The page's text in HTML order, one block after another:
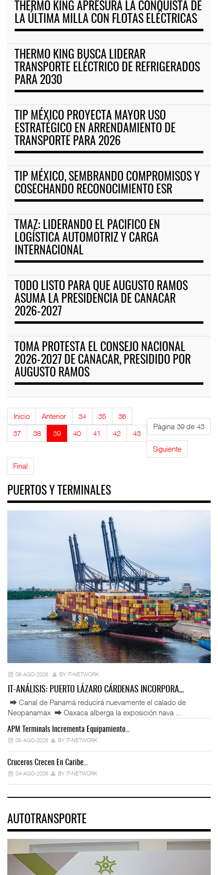
THERMO KING APRESURA LA CONQUISTA DE
LA ÚLTIMA MILLA CON FLOTAS ELÉCTRICAS
THERMO KING BUSCA LIDERAR
TRANSPORTE ELÉCTRICO DE REFRIGERADOS
PARA 2030
TIP MÉXICO PROYECTA MAYOR USO
ESTRATÉGICO EN ARRENDAMIENTO DE
TRANSPORTE PARA 2026
TIP MÉXICO, SEMBRANDO COMPROMISOS Y
COSECHANDO RECONOCIMIENTO ESR
TMAZ: LIDERANDO EL PACIFICO EN
LOGÍSTICA AUTOMOTRIZ Y CARGA
INTERNACIONAL
TODO LISTO PARA QUE AUGUSTO RAMOS
ASUMA LA PRESIDENCIA DE CANACAR
2026-2027
TOMA PROTESTA EL CONSEJO NACIONAL
2026-2027 DE CANACAR, PRESIDIDO POR
AUGUSTO RAMOS
Página 39 de 43
Inicio Anterior 34 35
36
37
38 39 40 41 42
43
Siguiente
Final
PUERTOS Y TERMINALES
06-AGO-2026 BY IT-NETWORK
IT-ANÁLISIS: PUERTO LÁZARO CÁRDENAS INCORPORA…
⮕ Canal de Panamá reducirá nuevamente el calado de
Neopanamax ⮕ Oaxaca alberga la exposición nava ...
APM Terminals Incrementa Equipamiento…
05-AGO-2026 BY IT-NETWORK
Cruceros Crecen En Caribe…
04-AGO-2026 BY IT-NETWORK
AUTOTRANSPORTE